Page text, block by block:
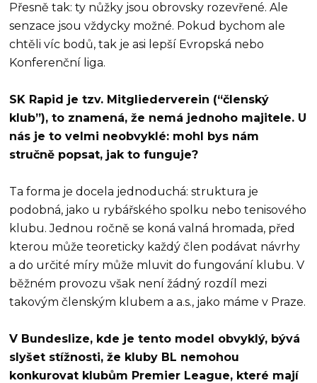
Přesně tak: ty nůžky jsou obrovsky rozevřené. Ale
senzace jsou vždycky možné. Pokud bychom ale
chtěli víc bodů, tak je asi lepší Evropská nebo
Konferenční liga.
SK Rapid je tzv. Mitgliederverein (“členský
klub”), to znamená, že nemá jednoho majitele. U
nás je to velmi neobvyklé: mohl bys nám
stručně popsat, jak to funguje?
Ta forma je docela jednoduchá: struktura je
podobná, jako u rybářského spolku nebo tenisového
klubu. Jednou ročně se koná valná hromada, před
kterou může teoreticky každý člen podávat návrhy
a do určité míry může mluvit do fungování klubu. V
běžném provozu však není žádný rozdíl mezi
takovým členským klubem a a.s., jako máme v Praze.
V Bundeslize, kde je tento model obvyklý, bývá
slyšet stížnosti, že kluby BL nemohou
konkurovat klubům Premier League, které mají